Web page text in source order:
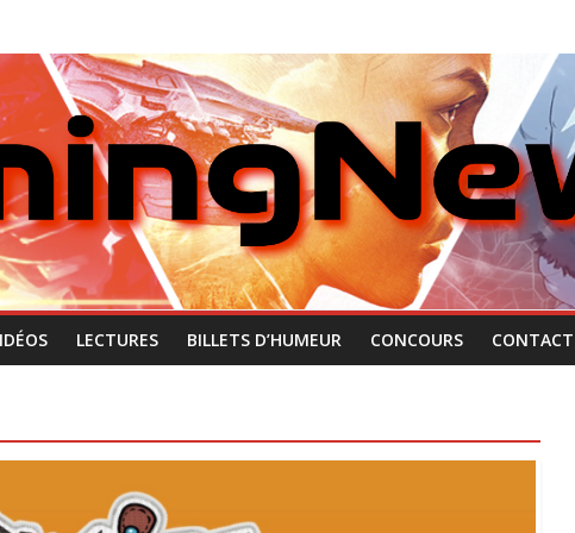
LECTURES BILLETS D’HUMEUR CONCOURS CONTACT